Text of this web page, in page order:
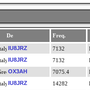
De Freq.
IU8JRZ
7132
IU8JRZ
7132
OX3AH
7075.4
IU8JRZ
14282